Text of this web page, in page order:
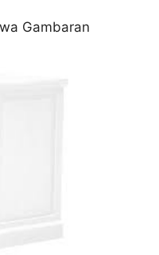
Gambaran